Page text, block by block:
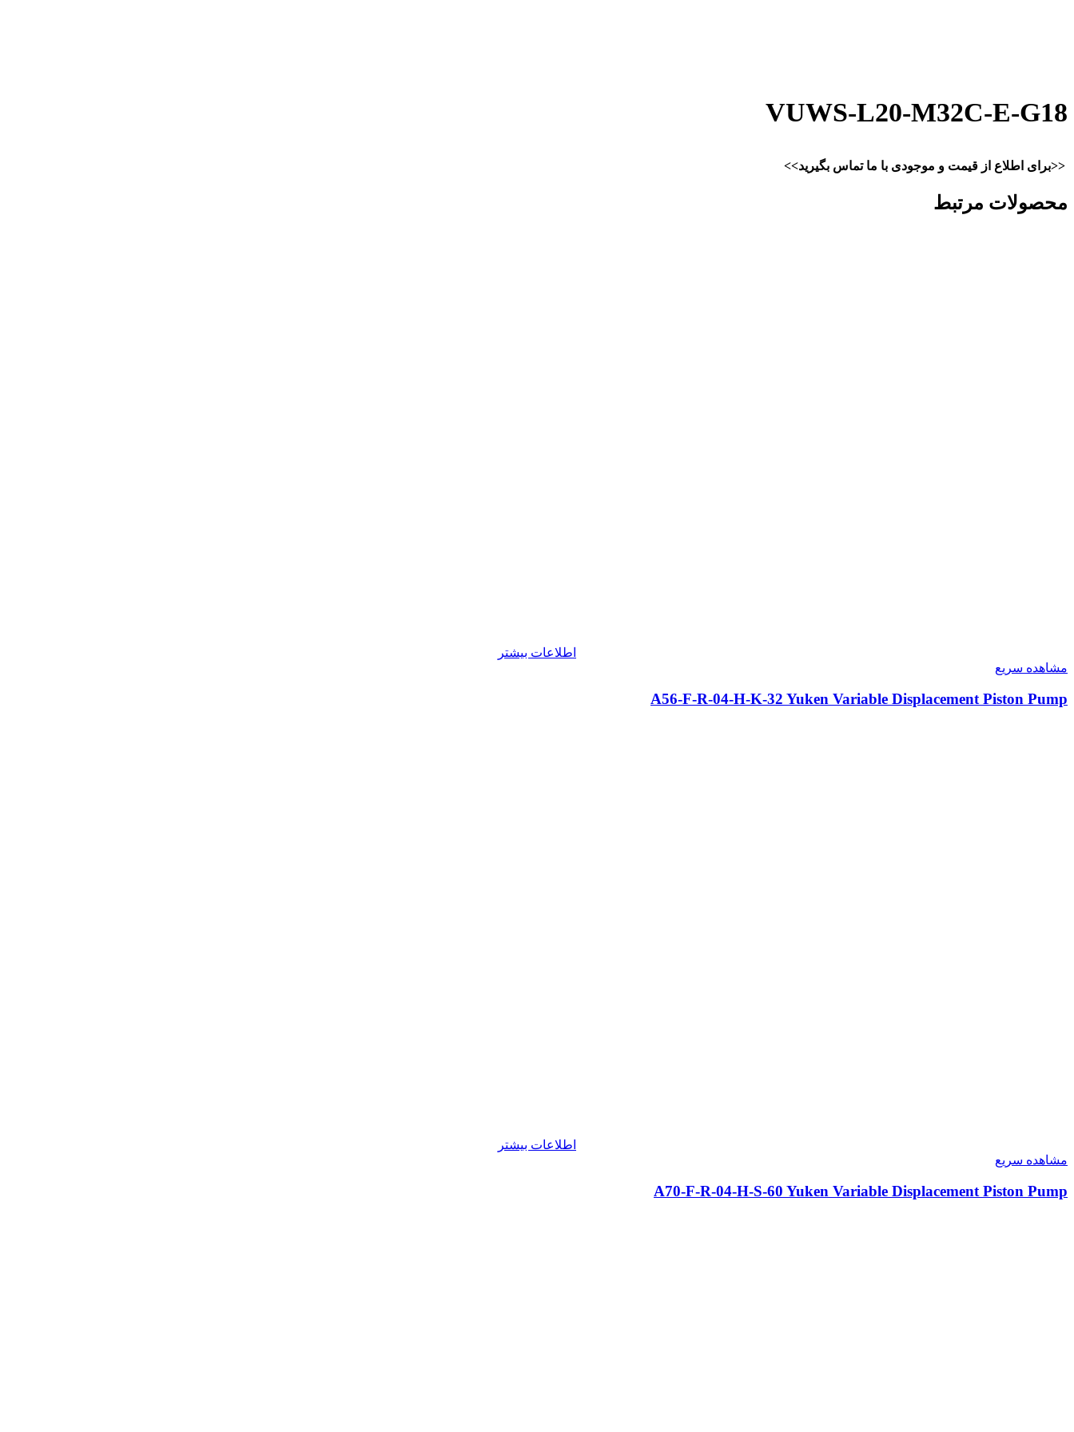
VUWS-L20-M32C-E-G18
<<برای اطلاع از قیمت و موجودی با ما تماس بگیرید>>
محصولات مرتبط
اطلاعات بیشتر
مشاهده سریع
A56-F-R-04-H-K-32 Yuken Variable Displacement Piston Pump
اطلاعات بیشتر
مشاهده سریع
A70-F-R-04-H-S-60 Yuken Variable Displacement Piston Pump